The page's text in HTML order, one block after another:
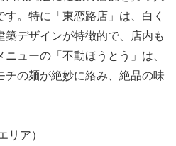
。特に「東恋路店」は、白く
築デザインが特徴的で、店内も
ューの「不動ほうとう」は、
チの麺が絶妙に絡み、絶品の味
リア）